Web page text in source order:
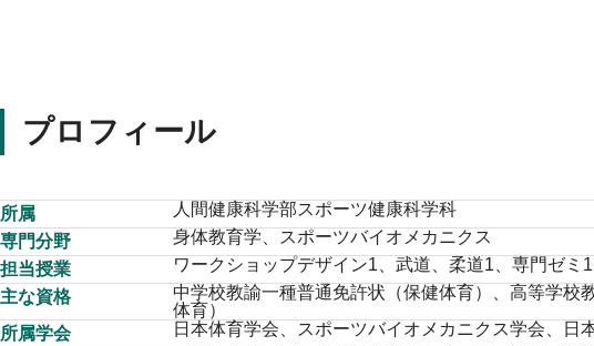
プロフィール
所属
人間健康科学部スポーツ健康科学科
専門分野
身体教育学、スポーツバイオメカニクス
担当授業
ワークショップデザイン1、武道、柔道1、専門ゼミ
主な資格
中学校教諭一種普通免許状（保健体育）、高等学校
体育）
所属学会
日本体育学会、スポーツバイオメカニクス学会、